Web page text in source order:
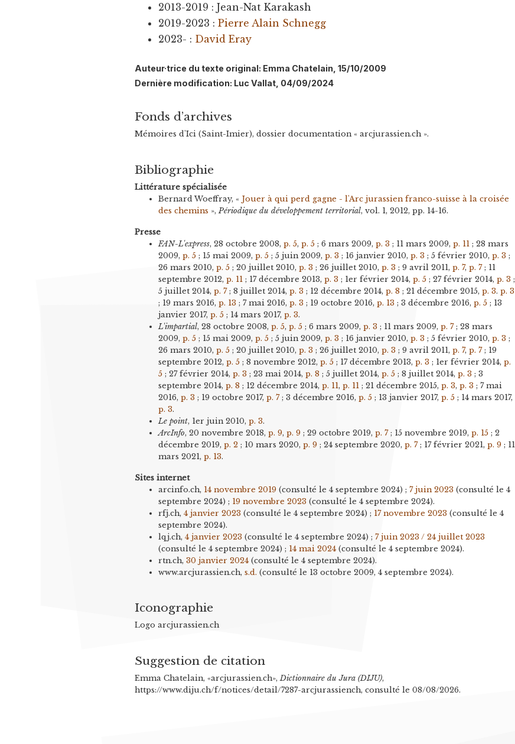
2013-2019 : Jean-Nat Karakash
2019-2023 :Pierre Alain Schnegg
2023- : David Eray
Auteur·trice du texte original: Emma Chatelain, 15/10/2009
Dernière modification: Luc Vallat, 04/09/2024
Fonds d’archives
Mémoires d'Ici (Saint-Imier), dossier documentation « arcjurassien.ch ».
Bibliographie
Littérature spécialisée
Bernard Woeffray, « Jouer à qui perd gagne - l'Arc jurassien franco-suisse à la croisée
des chemins », Périodique du développement territorial, vol. 1, 2012, pp. 14-16.
Presse
FAN-L'express, 28 octobre 2008,p. 5,p. 5 ; 6 mars 2009,p. 3 ; 11 mars 2009,p. 11 ; 28 mars
2009,p. 5 ; 15 mai 2009,p. 5 ; 5 juin 2009,p. 3 ; 16 janvier 2010,p. 3 ; 5 février 2010,p. 3 ;
26 mars 2010,p. 5 ; 20 juillet 2010,p. 3 ; 26 juillet 2010,p. 3 ; 9 avril 2011,p. 7,p. 7; 11
septembre 2012,p. 11 ; 17 décembre 2013,p. 3 ; 1er février 2014,p. 5 ; 27 février 2014,p. 3 ;
5 juillet 2014,p. 7; 8 juillet 2014,p. 3 ; 12 décembre 2014,p. 8 ; 21 décembre 2015,p. 3.p. 3
; 19 mars 2016,p. 13 ; 7 mai 2016,p. 3 ; 19 octobre 2016,p. 13 ; 3 décembre 2016,p. 5 ; 13
janvier 2017,p. 5 ; 14 mars 2017,p. 3.
L'impartial, 28 octobre 2008,p. 5,p. 5 ; 6 mars 2009,p. 3 ; 11 mars 2009,p. 7; 28 mars
2009,p. 5 ; 15 mai 2009,p. 5 ; 5 juin 2009,p. 3 ; 16 janvier 2010,p. 3 ; 5 février 2010,p. 3 ;
26 mars 2010,p. 5 ; 20 juillet 2010,p. 3 ; 26 juillet 2010,p. 3 ; 9 avril 2011,p. 7,p. 7; 19
septembre 2012,p. 5 ; 8 novembre 2012,p. 5 ; 17 décembre 2013,p. 3 ; 1er février 2014,p.
5 ; 27 février 2014,p. 3 ; 23 mai 2014,p. 8 ; 5 juillet 2014,p. 5 ; 8 juillet 2014,p. 3 ; 3
septembre 2014,p. 8 ; 12 décembre 2014,p. 11,p. 11 ; 21 décembre 2015,p. 3,p. 3 ; 7 mai
2016,p. 3 ; 19 octobre 2017,p. 7; 3 décembre 2016,p. 5 ; 13 janvier 2017,p. 5 ; 14 mars 2017,
p. 3.
Le point, 1er juin 2010,p. 3.
ArcInfo, 20 novembre 2018,p. 9,p. 9 ; 29 octobre 2019,p. 7; 15 novembre 2019,p. 15 ; 2
décembre 2019,p. 2 ; 10 mars 2020,p. 9 ; 24 septembre 2020,p. 7; 17 février 2021,p. 9 ; 11
mars 2021,p. 13.
Sites internet
arcinfo.ch, 14 novembre 2019 (consulté le 4 septembre 2024) ;7 juin 2023 (consulté le 4
septembre 2024) ; 19 novembre 2023 (consulté le 4 septembre 2024).
rfj.ch,4 janvier 2023 (consulté le 4 septembre 2024) ; 17 novembre 2023 (consulté le 4
septembre 2024).
lqj.ch,4 janvier 2023 (consulté le 4 septembre 2024) ;7 juin 2023 / 24 juillet 2023
(consulté le 4 septembre 2024) ; 14 mai 2024 (consulté le 4 septembre 2024).
rtn.ch,30 janvier 2024 (consulté le 4 septembre 2024).
www.arcjurassien.ch,s.d. (consulté le 13 octobre 2009, 4 septembre 2024).
Iconographie
Logo arcjurassien.ch
Suggestion de citation
Emma Chatelain, «arcjurassien.ch», Dictionnaire du Jura (DIJU),
https://www.diju.ch/f/notices/detail/7287-arcjurassiench, consulté le 08/08/2026.